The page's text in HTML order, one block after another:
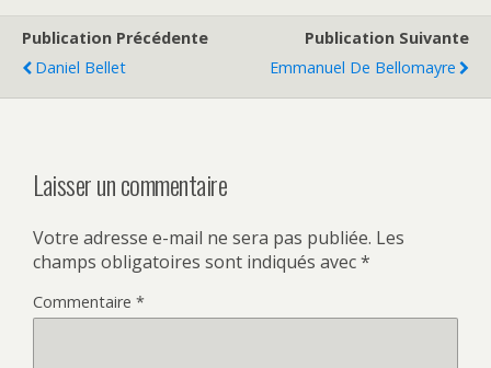
Publication Précédente
Daniel Bellet
Publication Suivante
Emmanuel De Bellomayre
Laisser un commentaire
Votre adresse e-mail ne sera pas publiée. Les
champs obligatoires sont indiqués avec*
Commentaire *